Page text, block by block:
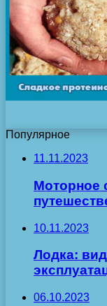
Популярное
11.11.2023
Моторное
10.11.2023
Лодка:
06.10.2023